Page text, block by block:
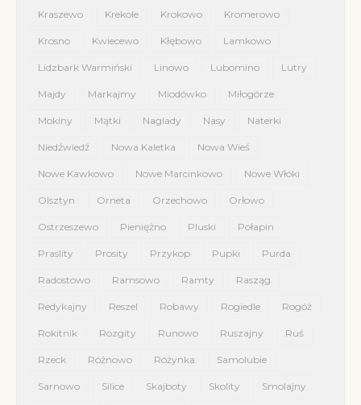
Kraszewo Krekole Krokowo Kromerowo
Krosno Kwiecewo Kłębowo Lamkowo
Lidzbark Warmiński Linowo Lubomino Lutry
Majdy Markajmy Miodówko Miłogórze
Mokiny Mątki Naglady Nasy Naterki
Niedźwiedź Nowa Kaletka Nowa Wieś
Nowe Kawkowo Nowe Marcinkowo Nowe Włóki
Olsztyn Orneta Orzechowo Orłowo
Ostrzeszewo Pieniężno Pluski Połapin
Praslity Prosity Przykop Pupki Purda
Radostowo Ramsowo Ramty Rasząg
Redykajny Reszel Robawy Rogiedle Rogóż
Rokitnik Rozgity Runowo Ruszajny Ruś
Rzeck Różnowo Różynka Samolubie
Sarnowo Silice Skajboty Skolity Smolajny